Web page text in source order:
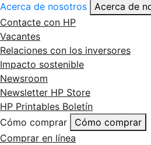
Acerca de nosotros
Acerca de
Contacte con HP
Vacantes
Relaciones con los inversores
Impacto sostenible
Newsroom
Newsletter HP Store
HP Printables Boletín
Cómo comprar
Cómo comprar
Comprar en línea